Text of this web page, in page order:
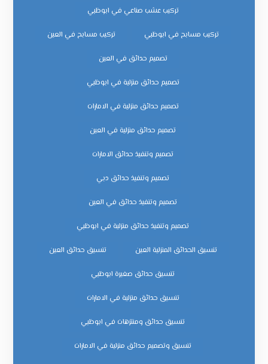
تركيب عشب صناعي في ابوظبي
تركيب مسابح في ابوظبي تركيب مسابح في العين
تصميم حدائق في العين
تصميم حدائق منزلية في ابوظبي
تصميم حدائق منزلية في الامارات
تصميم حدائق منزلية في العين
تصميم وتنفيذ حدائق الامارات
تصميم وتنفيذ حدائق دبي
تصميم وتنفيذ حدائق في العين
تصميم وتنفيذ حدائق منزلية في ابوظبي
تنسيق الحدائق المنزلية العين تنسيق حدائق العين
تنسيق حدائق صغيرة ابوظبي
تنسيق حدائق منزلية في الامارات
تنسيق حدائق ومنتزهات في ابوظبي
تنسيق وتصميم حدائق منزلية في الامارات